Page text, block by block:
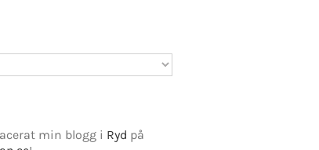
min blogg i Ryd på